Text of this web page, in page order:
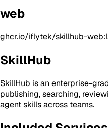
web
ghcr.io/iflytek/skillhub-
SkillHub
SkillHub is an enterprise-
publishing, searching,
agent skills across teams.